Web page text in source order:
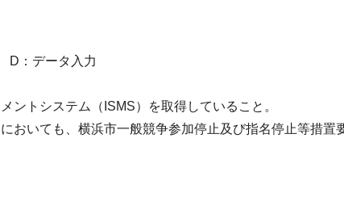
データ入力
トシステム（ISMS）を取得していること。
いても、横浜市一般競争参加停止及び指名停止等措置